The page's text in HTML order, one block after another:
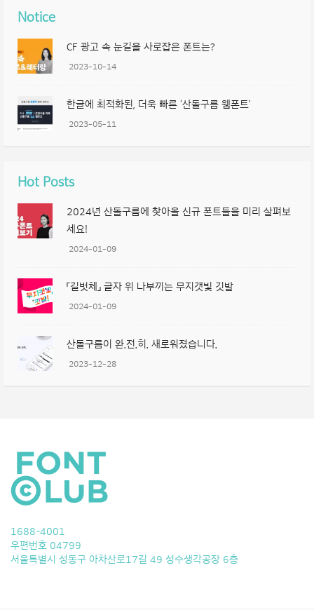
Notice
CF 광고 속 눈길을 사로잡은 폰트는?
2023-10-14
한글에 최적화된, 더욱 빠른 ‘산돌구름 웹폰트’
2023-05-11
Hot Posts
2024년 산돌구름에 찾아올 신규 폰트들을 미리 살펴보
세요!
2024-01-09
「길벗체」 글자 위 나부끼는 무지갯빛 깃발
2024-01-09
산돌구름이 완.전.히. 새로워졌습니다.
2023-12-28
1688-4001
우편번호 04799
서울특별시 성동구 아차산로17길 49 성수생각공장 6층